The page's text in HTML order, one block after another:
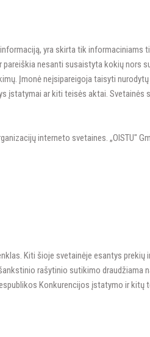
yra skirta tik informaciniams
nesanti susaistyta kokių nors
Įmonė neįsipareigoja taisyti
įstatymai ar kiti teisės aktai. Svetainės
interneto svetaines. „OISTU"
Kiti šioje svetainėje esantys
rašytinio sutikimo
Konkurencijos įstatymo ir kitų